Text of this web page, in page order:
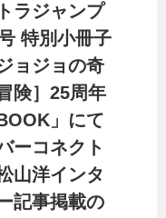
ラジャンプ
特別小冊子
ョジョの奇
険］25周年
」にて
ーコネクト
山洋インタ
記事掲載の